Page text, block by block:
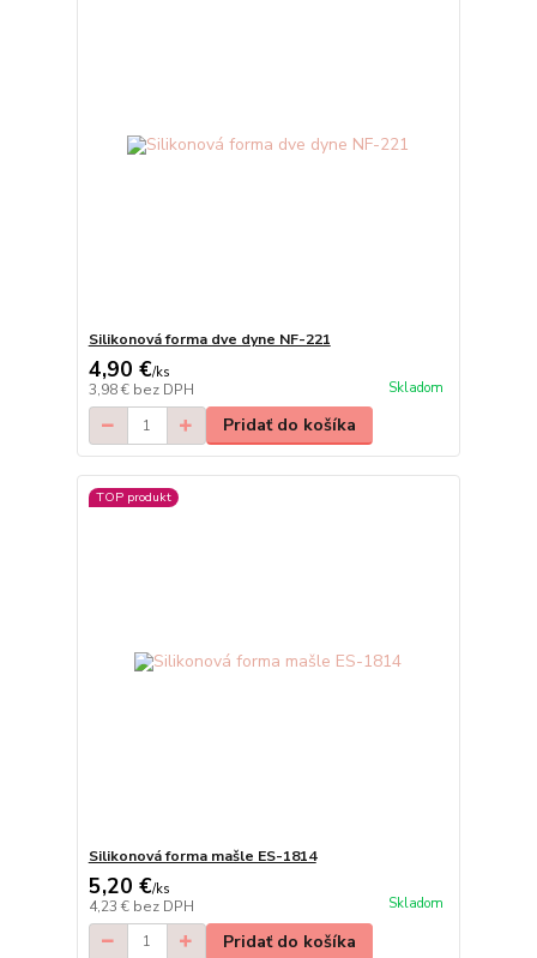
Silikonová forma dve dyne NF-221
4,90 €/ks
3,98 € bez DPH Skladom
Pridať do košíka
TOP produkt
Silikonová forma mašle ES-1814
5,20 €/ks
4,23 € bez DPH Skladom
Pridať do košíka